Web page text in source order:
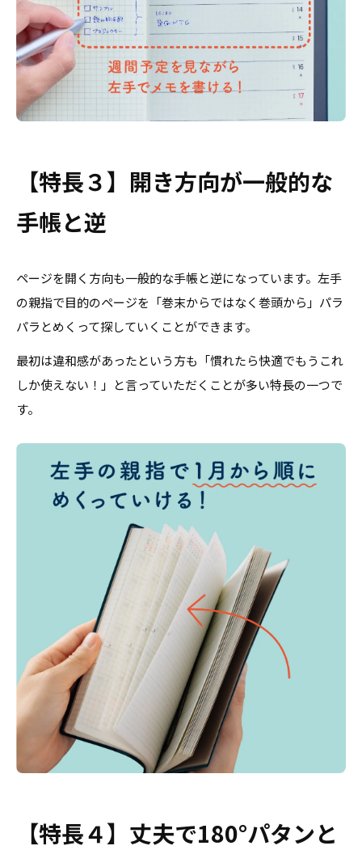
【特長３】開き方向が一般的な
手帳と逆
ページを開く方向も一般的な手帳と逆になっています。左手
の親指で目的のページを「巻末からではなく巻頭から」パラ
パラとめくって探していくことができます。
最初は違和感があったという方も「慣れたら快適でもうこれ
しか使えない！」と言っていただくことが多い特長の一つで
す。
【特長４】丈夫で180°パタンと